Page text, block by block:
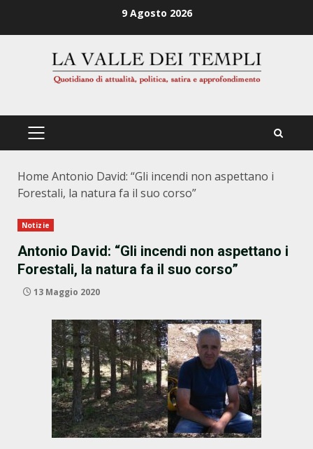
9 Agosto 2026
PRIMÄRES
Home Antonio David: “Gli incendi non aspettano i
Forestali, la natura fa il suo corso”
Notizie
Antonio David: “Gli incendi non aspettano i
Forestali, la natura fa il suo corso”
13 Maggio 2020